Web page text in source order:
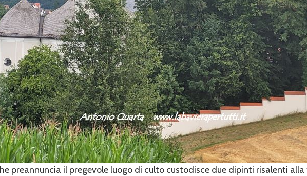
preannuncia il pregevole luogo di culto custodisce due dipinti risalenti